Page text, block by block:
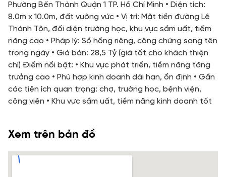
Phường Bến Thành Quận 1 TP. Hồ Chí Minh • Diện tích:
8.0m x 10.0m, đất vuông vức • Vị trí: Mặt tiền đường Lê
Thánh Tôn, đối diện trường học, khu vực sầm uất, tiềm
năng cao • Pháp lý: Sổ hồng riêng, công chứng sang tên
trong ngày • Giá bán: 28,5 Tỷ (giá tốt cho khách thiện
chí) Điểm nổi bật: • Khu vực phát triển, tiềm năng tăng
trưởng cao • Phù hợp kinh doanh dài hạn, ổn định • Gần
các tiện ích quan trọng: chợ, trường học, bệnh viện,
công viên • Khu vực sầm uất, tiềm năng kinh doanh tốt
Xem trên bản đồ